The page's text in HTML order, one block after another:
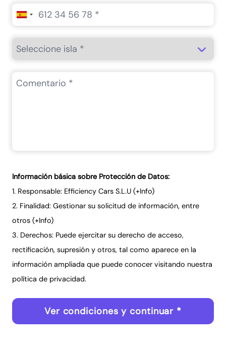
Información básica sobre Protección de Datos:
1. Responsable: Efficiency Cars S.L.U (+Info)
2. Finalidad: Gestionar su solicitud de información, entre
otros (+Info)
3. Derechos: Puede ejercitar su derecho de acceso,
rectificación, supresión y otros, tal como aparece en la
información ampliada que puede conocer visitando nuestra
política de privacidad.
Ver condiciones y continuar *